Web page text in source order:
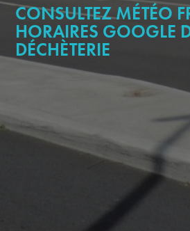
CONSULTEZ MÉTÉO
HORAIRES GOOGLE
DÉCHÈTERIE